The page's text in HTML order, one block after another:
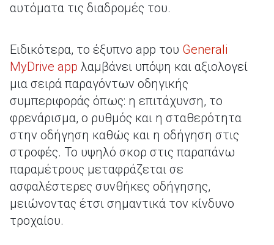
αυτόματα τις διαδρομές του.
Ειδικότερα, το έξυπνο app του Generali
MyDrive app λαμβάνει υπόψη και αξιολογεί
μια σειρά παραγόντων οδηγικής
συμπεριφοράς όπως: η επιτάχυνση, το
φρενάρισμα, ο ρυθμός και η σταθερότητα
στην οδήγηση καθώς και η οδήγηση στις
στροφές. Το υψηλό σκορ στις παραπάνω
παραμέτρους μεταφράζεται σε
ασφαλέστερες συνθήκες οδήγησης,
μειώνοντας έτσι σημαντικά τον κίνδυνο
τροχαίου.